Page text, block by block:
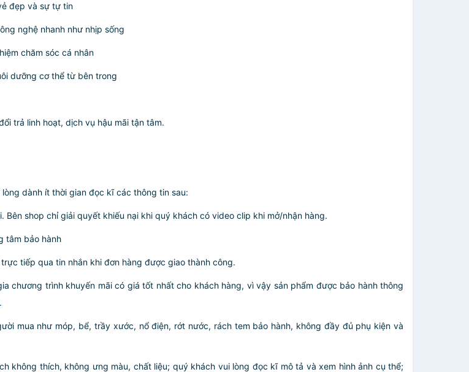
đẹp và sự tự tin
nghệ nhanh như nhịp sống
chăm sóc cá nhân
dưỡng cơ thể từ bên trong
trả linh hoạt, dịch vụ hậu mãi tận tâm.
dành ít thời gian đọc kĩ các thông tin sau:
shop chỉ giải quyết khiếu nại khi quý khách có video clip khi mở/nhận hàng.
tâm bảo hành
tiếp qua tin nhắn khi đơn hàng được giao thành công.
chương trình khuyến mãi có giá tốt nhất cho khách hàng, vì vậy sản phẩm được bảo hành thông
mua như móp, bể, trầy xước, nổ điện, rớt nước, rách tem bảo hành, không đầy đủ phụ kiện và
không thích, không ưng màu, chất liệu; quý khách vui lòng đọc kĩ mô tả và xem hình ảnh cụ thể;